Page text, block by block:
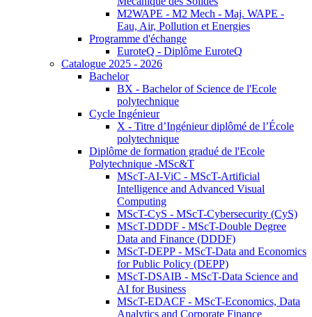
M2WAPE - M2 Mech - Maj. WAPE -
Eau, Air, Pollution et Energies
Programme d'échange
EuroteQ - Diplôme EuroteQ
Catalogue 2025 - 2026
Bachelor
BX - Bachelor of Science de l'Ecole
polytechnique
Cycle Ingénieur
X - Titre d’Ingénieur diplômé de l’École
polytechnique
Diplôme de formation gradué de l'Ecole
Polytechnique -MSc&T
MScT-AI-ViC - MScT-Artificial
Intelligence and Advanced Visual
Computing
MScT-CyS - MScT-Cybersecurity (CyS)
MScT-DDDF - MScT-Double Degree
Data and Finance (DDDF)
MScT-DEPP - MScT-Data and Economics
for Public Policy (DEPP)
MScT-DSAIB - MScT-Data Science and
AI for Business
MScT-EDACF - MScT-Economics, Data
Analytics and Corporate Finance